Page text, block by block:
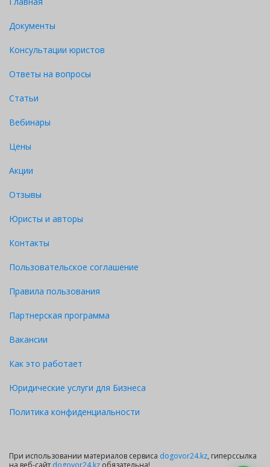
Документы
Консультации юристов
Ответы на вопросы
Статьи
Вебинары
Цены
Акции
Отзывы
Юристы и авторы
Контакты
Пользовательское соглашение
Правила пользования
Партнерская программа
Вакансии
Как это работает
Юридические услуги для Бизнеса
Политика конфиденциальности
При использовании материалов сервиса dogovor24.kz, гиперссылка
на веб-сайт dogovor24.kz обязательна!